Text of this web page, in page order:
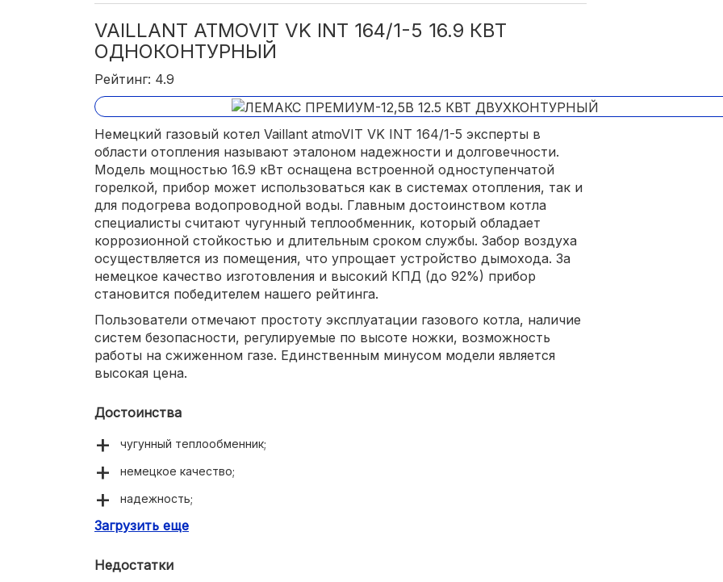
VAILLANT ATMOVIT VK INT 164/1-5 16.9 КВТ
ОДНОКОНТУРНЫЙ
Рейтинг: 4.9
Немецкий газовый котел Vaillant atmoVIT VK INT 164/1-5 эксперты в
области отопления называют эталоном надежности и долговечности.
Модель мощностью 16.9 кВт оснащена встроенной одноступенчатой
горелкой, прибор может использоваться как в системах отопления, так и
для подогрева водопроводной воды. Главным достоинством котла
специалисты считают чугунный теплообменник, который обладает
коррозионной стойкостью и длительным сроком службы. Забор воздуха
осуществляется из помещения, что упрощает устройство дымохода. За
немецкое качество изготовления и высокий КПД (до 92%) прибор
становится победителем нашего рейтинга.
Пользователи отмечают простоту эксплуатации газового котла, наличие
систем безопасности, регулируемые по высоте ножки, возможность
работы на сжиженном газе. Единственным минусом модели является
высокая цена.
Достоинства
чугунный теплообменник;
немецкое качество;
надежность;
долговечность.
Загрузить еще
Недостатки